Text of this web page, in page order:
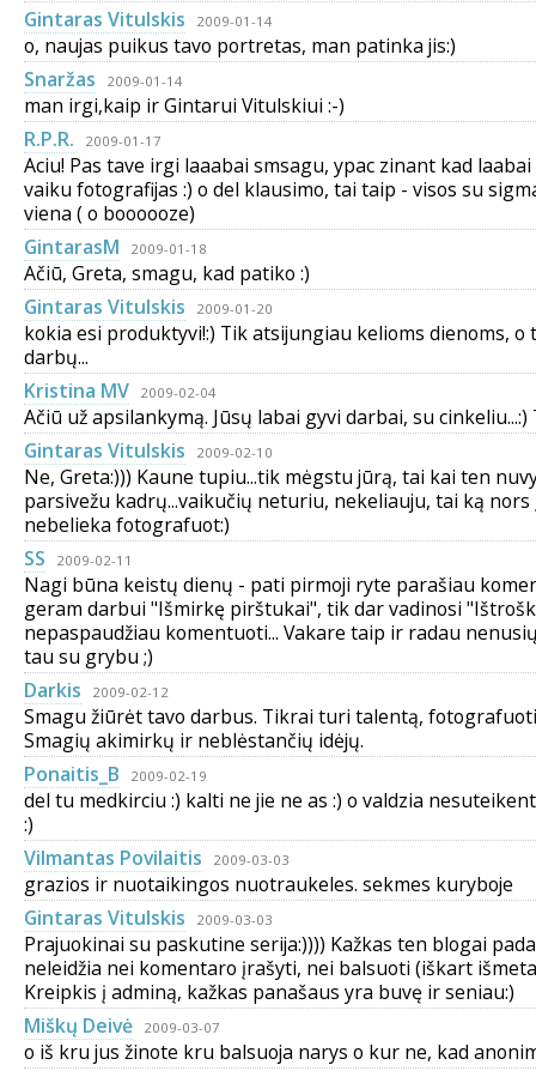
Gintaras Vitulskis
2009-01-14
o, naujas puikus tavo portretas, man patinka jis:)
Snaržas
2009-01-14
man irgi,kaip ir Gintarui Vitulskiui :-)
R.P.R.
2009-01-17
Aciu! Pas tave irgi laaabai smsagu, ypac zinant kad
vaiku fotografijas :) o del klausimo, tai taip - visos su
viena ( o boooooze)
GintarasM
2009-01-18
Ačiū, Greta, smagu, kad patiko :)
Gintaras Vitulskis
2009-01-20
kokia esi produktyvi!:) Tik atsijungiau kelioms dienoms,
darbų...
Kristina MV
2009-02-04
Ačiū už apsilankymą. Jūsų labai gyvi darbai, su
Gintaras Vitulskis
2009-02-10
Ne, Greta:))) Kaune tupiu...tik mėgstu jūrą, tai kai ten
parsivežu kadrų...vaikučių neturiu, nekeliauju, tai ką
nebelieka fotografuot:)
SS
2009-02-11
Nagi būna keistų dienų - pati pirmoji ryte parašiau
geram darbui "Išmirkę pirštukai", tik dar vadinosi
nepaspaudžiau komentuoti... Vakare taip ir radau
tau su grybu ;)
Darkis
2009-02-12
Smagu žiūrėt tavo darbus. Tikrai turi talentą,
Smagių akimirkų ir neblėstančių idėjų.
Ponaitis_B
2009-02-19
del tu medkirciu :) kalti ne jie ne as :) o valdzia
:)
Vilmantas Povilaitis
2009-03-03
grazios ir nuotaikingos nuotraukeles. sekmes kuryboje
Gintaras Vitulskis
2009-03-03
Prajuokinai su paskutine serija:)))) Kažkas ten blogai
neleidžia nei komentaro įrašyti, nei balsuoti (iškart
Kreipkis į adminą, kažkas panašaus yra buvę ir seniau:)
Miškų Deivė
2009-03-07
o iš kru jus žinote kru balsuoja narys o kur ne, kad